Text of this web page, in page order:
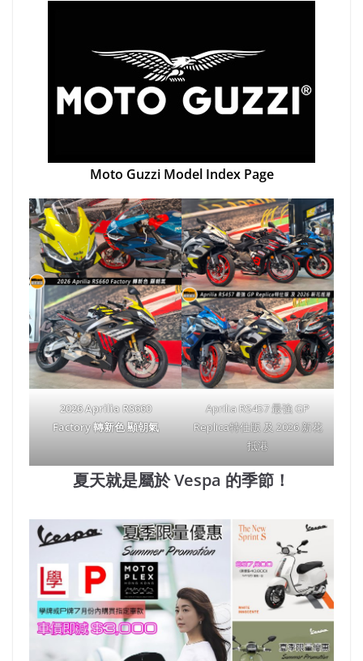
Moto Guzzi Model Index Page
2026 Aprilia RS660
Factory 轉新色 顯朝氣
Aprilia RS457 最強 GP
Replica特仕版 及 2026 新花
抵港
夏天就是屬於 Vespa 的季節！